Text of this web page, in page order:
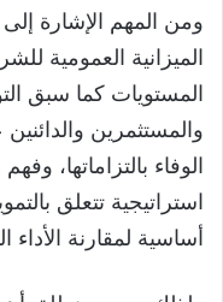
ومن المهم الإشارة
الميزانية العمومية
المستويات كما سبق
والمستثمرين
الوفاء بالتزاماتها،
استراتيجية تتعلق
أساسية لمقارنة